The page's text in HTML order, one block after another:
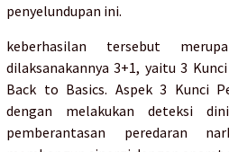
penyelundupan ini.
keberhasilan tersebut
dilaksanakannya 3+1, yaitu 3
Back to Basics. Aspek 3 Kunci
dengan melakukan deteksi
pemberantasan peredaran